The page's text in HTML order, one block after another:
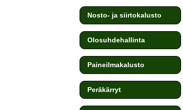
Nosto- ja siirtokalusto
Olosuhdehallinta
Paineilmakalusto
Peräkärryt